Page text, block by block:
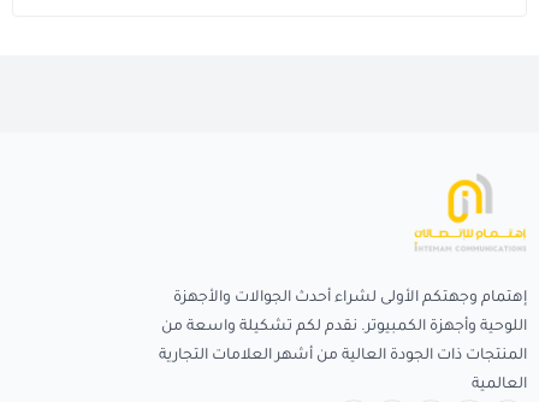
إهتمام وجهتكم الأولى لشراء أحدث الجوالات والأجهزة
اللوحية وأجهزة الكمبيوتر. نقدم لكم تشكيلة واسعة من
المنتجات ذات الجودة العالية من أشهر العلامات التجارية
العالمية